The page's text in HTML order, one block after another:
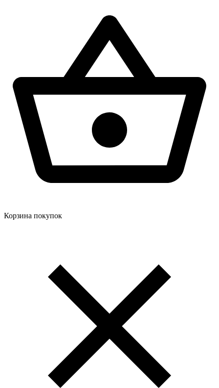
Корзина покупок